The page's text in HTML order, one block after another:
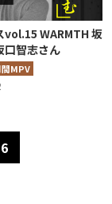
vol.15 WARMTH 坂
智志さん
間MPV
6